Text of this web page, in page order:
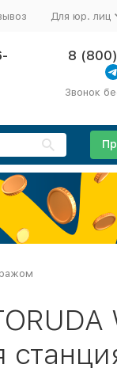
Для юр. лиц
8
Звонок